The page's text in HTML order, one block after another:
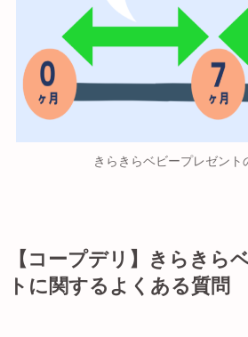
きらきらベビープレゼント
【コープデリ】きらきら
トに関するよくある質問